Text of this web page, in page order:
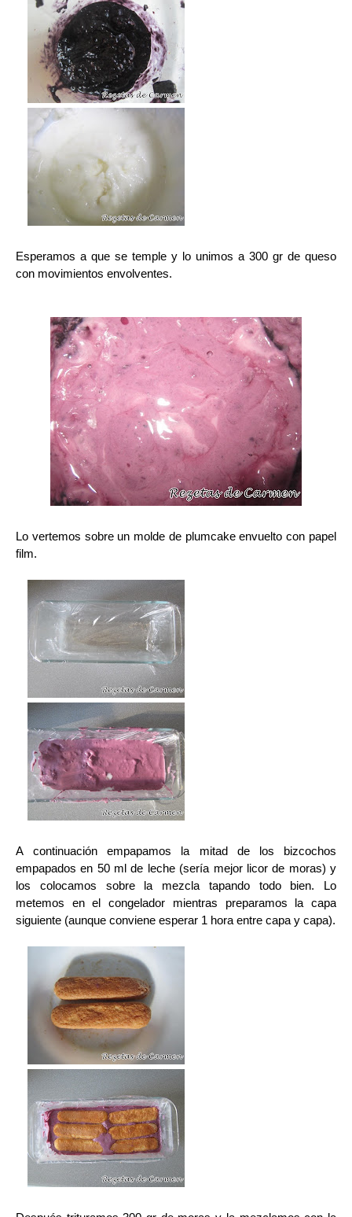
Esperamos a que se temple y lo unimos a 300 gr de queso
con movimientos envolventes.
Lo vertemos sobre un molde de plumcake envuelto con papel
film.
A continuación empapamos la mitad de los bizcochos
empapados en 50 ml de leche (sería mejor licor de moras) y
los colocamos sobre la mezcla tapando todo bien. Lo
metemos en el congelador mientras preparamos la capa
siguiente (aunque conviene esperar 1 hora entre capa y capa).